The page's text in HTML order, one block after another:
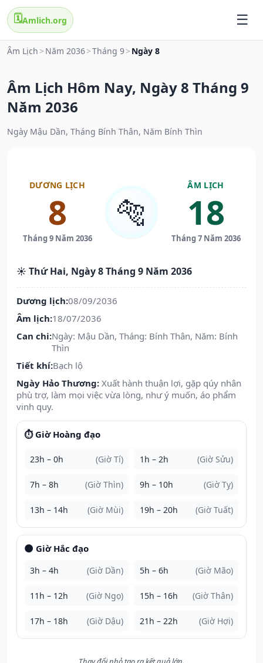
🗓️Amlich.org
Âm Lịch > Năm 2036>Tháng 9> Ngày 8
Âm Lịch Hôm Nay, Ngày 8 Tháng 9
Năm 2036
Ngày Mậu Dần, Tháng Bính Thân, Năm Bính Thìn
DƯƠNG LỊCH
8
Tháng 9 Năm 2036
🐅
ÂM LỊCH
18
Tháng 7 Năm 2036
☀️ Thứ Hai, Ngày 8 Tháng 9 Năm 2036
Dương lịch:08/09/2036
Âm lịch:18/07/2036
Can chi:Ngày: Mậu Dần, Tháng: Bính Thân, Năm: Bính
Thìn
Tiết khí:Bạch lộ
Ngày Hảo Thương: Xuất hành thuận lợi, gặp qúy nhân
phù trợ, làm mọi việc vừa lòng, như ý muốn, áo phẩm
vinh quy.
⏱️ Giờ Hoàng đạo
23h – 0h (Giờ Tí) 1h – 2h (Giờ Sửu)
7h – 8h (Giờ Thìn) 9h – 10h (Giờ Tỵ)
13h – 14h (Giờ Mùi) 19h – 20h (Giờ Tuất)
🌑 Giờ Hắc đạo
3h – 4h (Giờ Dần) 5h – 6h (Giờ Mão)
11h – 12h (Giờ Ngọ) 15h – 16h (Giờ Thân)
17h – 18h (Giờ Dậu) 21h – 22h (Giờ Hợi)